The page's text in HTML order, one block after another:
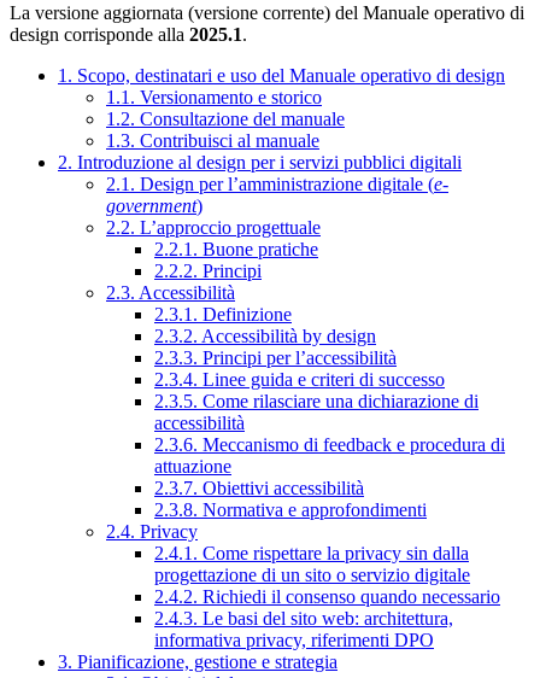
La versione aggiornata (versione corrente) del Manuale operativo di
design corrisponde alla 2025.1.
1. Scopo, destinatari e uso del Manuale operativo di design
1.1. Versionamento e storico
1.2. Consultazione del manuale
1.3. Contribuisci al manuale
2. Introduzione al design per i servizi pubblici digitali
2.1. Design per l’amministrazione digitale (e-
government)
2.2. L’approccio progettuale
2.2.1. Buone pratiche
2.2.2. Principi
2.3. Accessibilità
2.3.1. Definizione
2.3.2. Accessibilità by design
2.3.3. Principi per l’accessibilità
2.3.4. Linee guida e criteri di successo
2.3.5. Come rilasciare una dichiarazione di
accessibilità
2.3.6. Meccanismo di feedback e procedura di
attuazione
2.3.7. Obiettivi accessibilità
2.3.8. Normativa e approfondimenti
2.4. Privacy
2.4.1. Come rispettare la privacy sin dalla
progettazione di un sito o servizio digitale
2.4.2. Richiedi il consenso quando necessario
2.4.3. Le basi del sito web: architettura,
informativa privacy, riferimenti DPO
3. Pianificazione, gestione e strategia